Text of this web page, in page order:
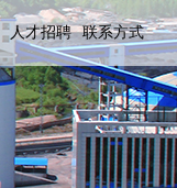
人才招聘 联系方式